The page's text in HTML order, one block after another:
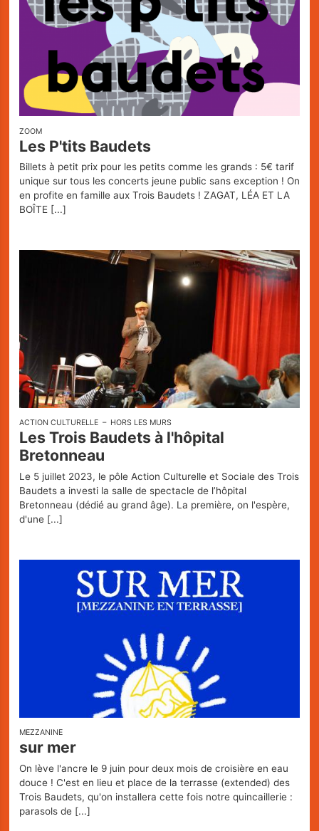
ZOOM
Les P'tits Baudets
Billets à petit prix pour les petits comme les grands : 5€ tarif
unique sur tous les concerts jeune public sans exception ! On
en profite en famille aux Trois Baudets ! ZAGAT, LÉA ET LA
BOÎTE [...]
ACTION CULTURELLE HORS LES MURS
Les Trois Baudets à l'hôpital
Bretonneau
Le 5 juillet 2023, le pôle Action Culturelle et Sociale des Trois
Baudets a investi la salle de spectacle de l’hôpital
Bretonneau (dédié au grand âge). La première, on l'espère,
d'une [...]
MEZZANINE
sur mer
On lève l'ancre le 9 juin pour deux mois de croisière en eau
douce ! C'est en lieu et place de la terrasse (extended) des
Trois Baudets, qu'on installera cette fois notre quincaillerie :
parasols de [...]